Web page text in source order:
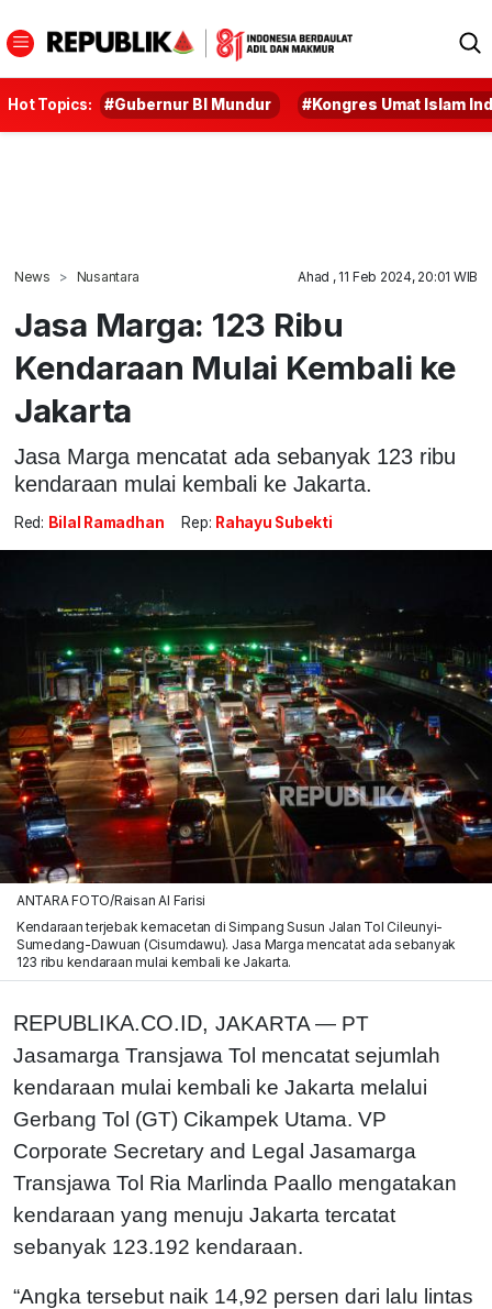
Hot Topics: #Gubernur BI Mundur #Kongres Umat Islam
News Nusantara Ahad , 11 Feb 2024, 20:01 WIB
Jasa Marga: 123 Ribu
Kendaraan Mulai Kembali ke
Jakarta
Jasa Marga mencatat ada sebanyak 123 ribu
kendaraan mulai kembali ke Jakarta.
Red: Bilal Ramadhan Rep: Rahayu Subekti
ANTARA FOTO/Raisan Al Farisi
Kendaraan terjebak kemacetan di Simpang Susun Jalan Tol Cileunyi-
Sumedang-Dawuan (Cisumdawu). Jasa Marga mencatat ada sebanyak
123 ribu kendaraan mulai kembali ke Jakarta.
REPUBLIKA.CO.ID, JAKARTA — PT
Jasamarga Transjawa Tol mencatat sejumlah
kendaraan mulai kembali ke Jakarta melalui
Gerbang Tol (GT) Cikampek Utama. VP
Corporate Secretary and Legal Jasamarga
Transjawa Tol Ria Marlinda Paallo mengatakan
kendaraan yang menuju Jakarta tercatat
sebanyak 123.192 kendaraan.
“Angka tersebut naik 14,92 persen dari lalu lintas